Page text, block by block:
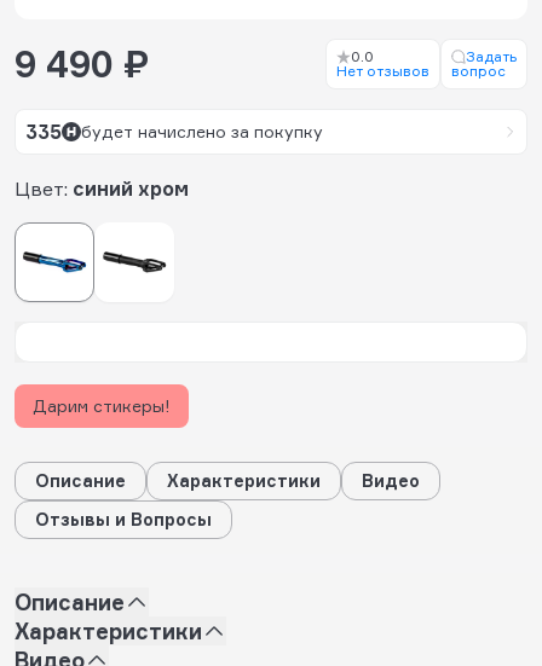
Цвет: синий хром
9 490 ₽
0.0
Нет отзывов
Задать
вопрос
335 будет начислено за покупку
Дарим стикеры!
Описание Характеристики
Видео
Отзывы и Вопросы
Описание
Характеристики
Видео